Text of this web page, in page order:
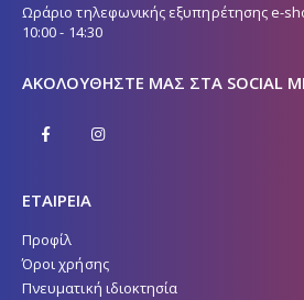
Ωράριο τηλεφωνικής εξυπηρέτησης e-
10:00 - 14:30
ΑΚΟΛΟΥΘΉΣΤΕ ΜΑΣ ΣΤΑ SOCIAL
ΕΤΑΙΡΕΙΑ
Προφίλ
Όροι χρήσης
Πνευματική ιδιοκτησία